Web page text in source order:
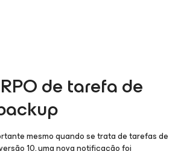
de tarefa de
mesmo quando se trata de tarefas de